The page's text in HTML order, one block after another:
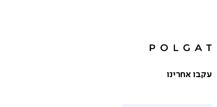
עקבו אחרינו